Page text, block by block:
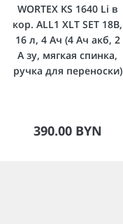
WORTEX KS 1640 Li в
кор. ALL1 XLT SET 18В,
16 л, 4 Ач (4 Ач акб, 2
А зу, мягкая спинка,
ручка для переноски)
390.00 BYN
В корзину